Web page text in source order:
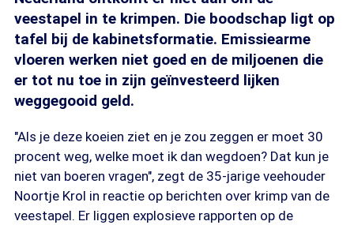
veestapel in te krimpen. Die boodschap ligt op
tafel bij de kabinetsformatie. Emissiearme
vloeren werken niet goed en de miljoenen die
er tot nu toe in zijn geïnvesteerd lijken
weggegooid geld.
"Als je deze koeien ziet en je zou zeggen er moet 30
procent weg, welke moet ik dan wegdoen? Dat kun je
niet van boeren vragen", zegt de 35-jarige veehouder
Noortje Krol in reactie op berichten over krimp van de
veestapel. Er liggen explosieve rapporten op de